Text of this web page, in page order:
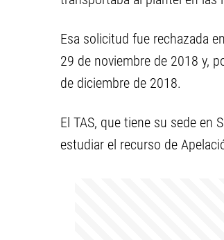
Esa solicitud fue rechazada
29 de noviembre de 2018 y,
de diciembre de 2018.
El TAS, que tiene su sede en
estudiar el recurso de